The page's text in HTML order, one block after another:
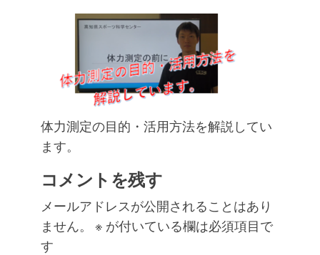
体力測定の目的・活用方法を解説してい
ます。
コメントを残す
メールアドレスが公開されることはあり
ません。
※ が付いている欄は必須項目で
す